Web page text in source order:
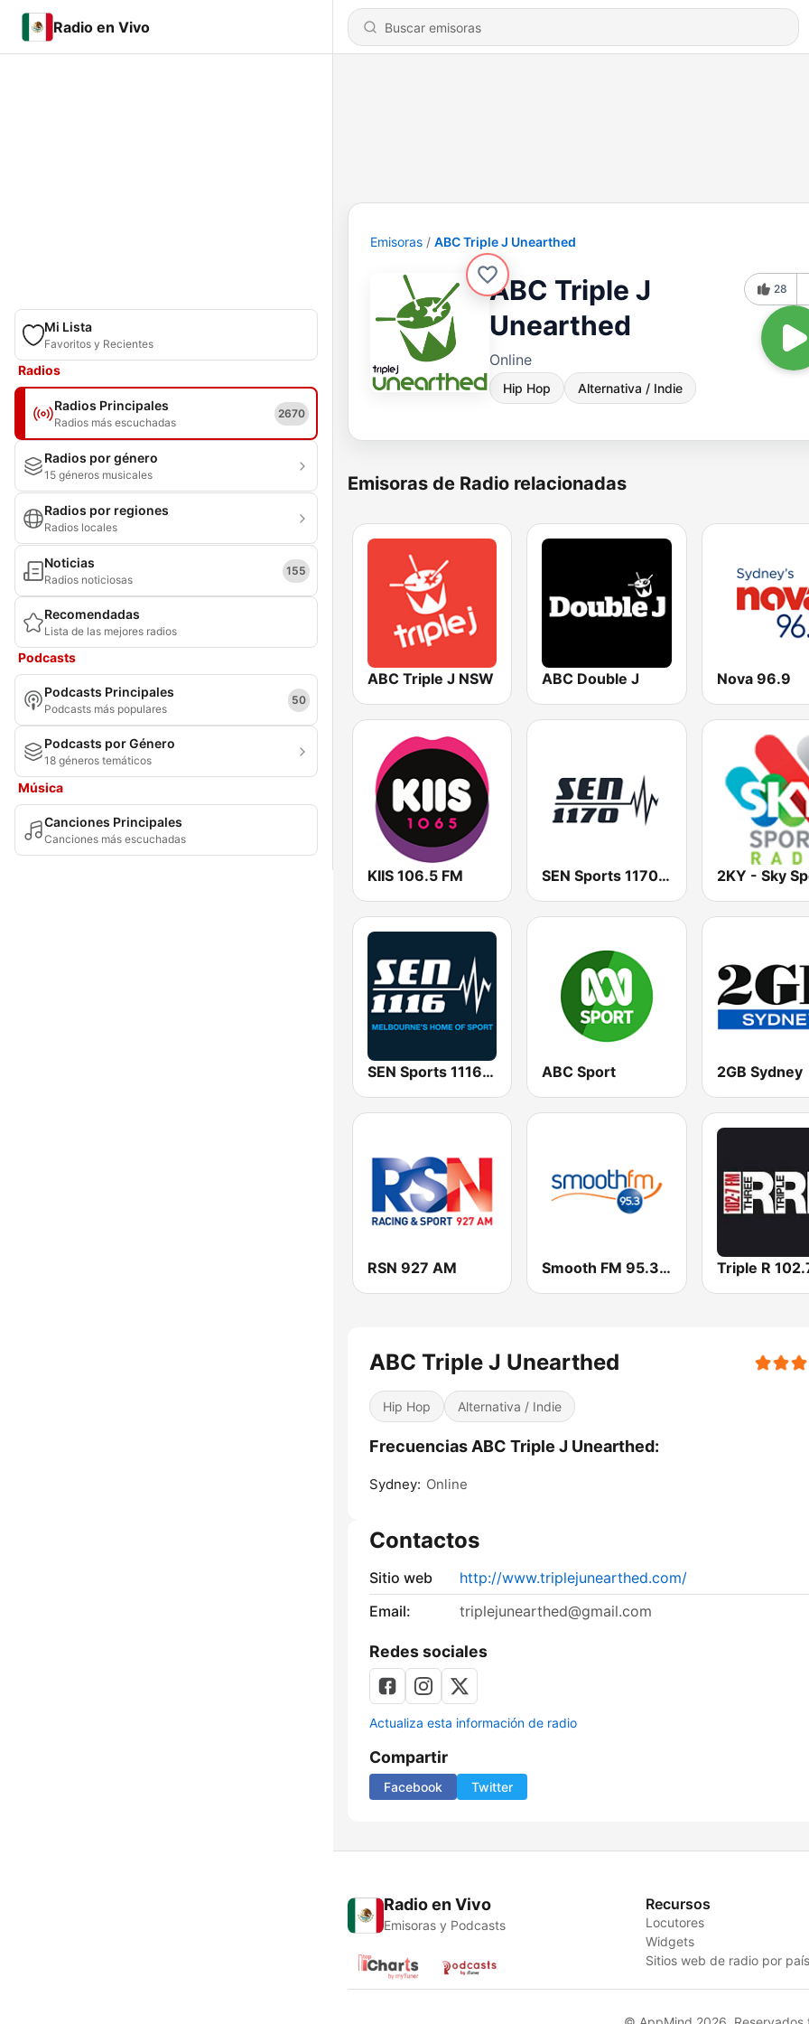
Radio en Vivo
Mi Lista
Favoritos y Recientes
Radios
Radios Principales
Radios más escuchadas
2670
Radios por género
15 géneros musicales
Radios por regiones
Radios locales
Noticias
Radios noticiosas
155
Recomendadas
Lista de las mejores radios
Podcasts
Podcasts Principales
Podcasts más populares
50
Podcasts por Género
18 géneros temáticos
Música
Canciones Principales
Canciones más escuchadas
Emisoras ABC Triple J Unearthed
ABC Triple J
Unearthed
Online
Hip Hop Alternativa / Indie
28
Emisoras de Radio relacionadas
ABC Triple J NSW ABC Double J Nova 96.9
KIIS 106.5 FM SEN Sports 1170 Sydney
SEN Sports 1116 AM ABC Sport 2GB Sydney
RSN 927 AM Smooth FM 95.3 Sydney
ABC Triple J Unearthed
Hip Hop Alternativa / Indie
Frecuencias ABC Triple J Unearthed:
Sydney: Online
Contactos
Sitio web
http://www.triplejunearthed.com/
Email:
triplejunearthed@gmail.com
Redes sociales
Actualiza esta información de radio
Compartir
Facebook Twitter
Radio en Vivo
Emisoras y Podcasts
Recursos
Locutores
Widgets
Sitios web de radio por país